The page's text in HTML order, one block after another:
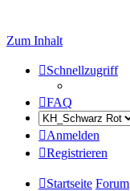
Zum Inhalt
Schnellzugriff
FAQ
Anmelden
Registrieren
Startseite Forum